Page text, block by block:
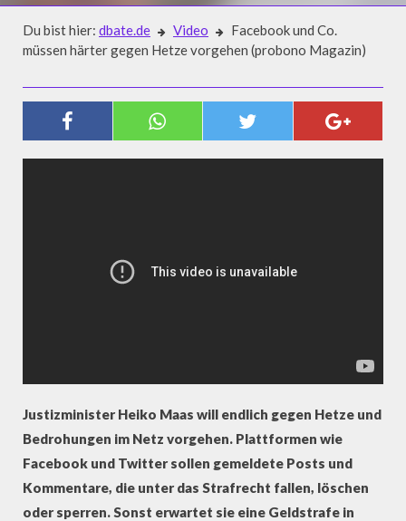
Du bist hier: dbate.de Video
Facebook und Co.
müssen härter gegen Hetze vorgehen (probono Magazin)
FACEBOOK UND CO. MÜSSEN
HÄRTER GEGEN HETZE VORGEHEN
(PROBONO MAGAZIN)
Justizminister Heiko Maas will endlich gegen Hetze und
Bedrohungen im Netz vorgehen. Plattformen wie
Facebook und Twitter sollen gemeldete Posts und
Kommentare, die unter das Strafrecht fallen, löschen
oder sperren. Sonst erwartet sie eine Geldstrafe in